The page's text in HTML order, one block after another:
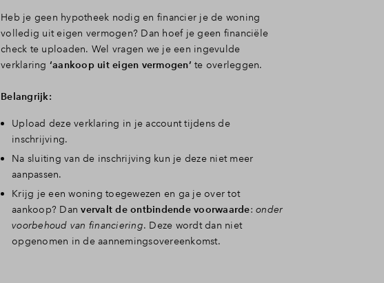
Heb je geen hypotheek nodig en financier je de woning
volledig uit eigen vermogen? Dan hoef je geen financiële
check te uploaden. Wel vragen we je een ingevulde
verklaring ‘aankoop uit eigen vermogen’ te overleggen.
Belangrijk:
Upload deze verklaring in je account tijdens de
inschrijving.
Na sluiting van de inschrijving kun je deze niet meer
aanpassen.
Krijg je een woning toegewezen en ga je over tot
aankoop? Danvervalt de ontbindende voorwaarde: onder
voorbehoud van financiering. Deze wordt dan niet
opgenomen in de aannemingsovereenkomst.